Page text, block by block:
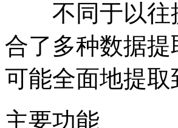
不同于以往提
合了多种数据
可能全面地提
主要功能